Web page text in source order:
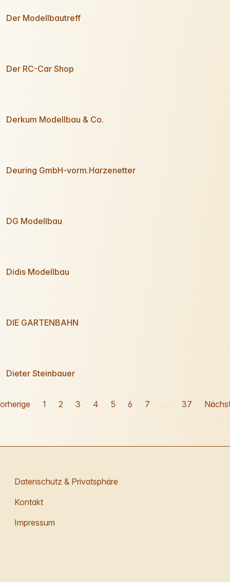
Der Modellbautreff
Der RC-Car Shop
Derkum Modellbau & Co.
Deuring GmbH-vorm.Harzenetter
DG Modellbau
Didis Modellbau
DIE GARTENBAHN
Dieter Steinbauer
1 2 3 4 5 6 7 … 37
Datenschutz & Privatsphäre
Kontakt
Impressum